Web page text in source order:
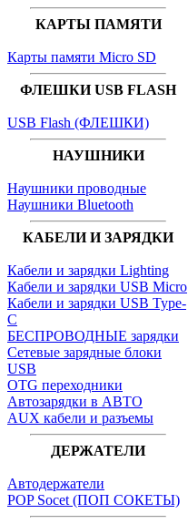
КАРТЫ ПАМЯТИ
Карты памяти Micro SD
ФЛЕШКИ USB FLASH
USB Flash (ФЛЕШКИ)
НАУШНИКИ
Наушники проводные
Наушники Bluetooth
КАБЕЛИ И ЗАРЯДКИ
Кабели и зарядки Lighting
Кабели и зарядки USB Micro
Кабели и зарядки USB Type-
C
БЕСПРОВОДНЫЕ зарядки
Сетевые зарядные блоки
USB
OTG переходники
Автозарядки в АВТО
AUX кабели и разъемы
ДЕРЖАТЕЛИ
Автодержатели
POP Socet (ПОП СОКЕТЫ)